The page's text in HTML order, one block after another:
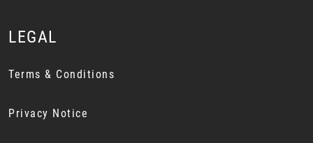
LEGAL
Terms & Conditions
Privacy Notice